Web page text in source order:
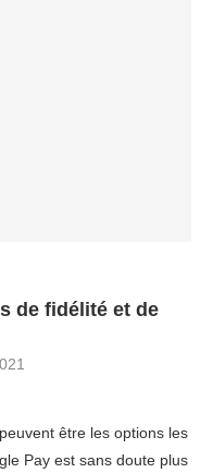
de fidélité et de
être les options les
Pay est sans doute plus